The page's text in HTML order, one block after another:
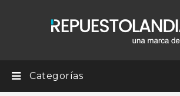
Categorías